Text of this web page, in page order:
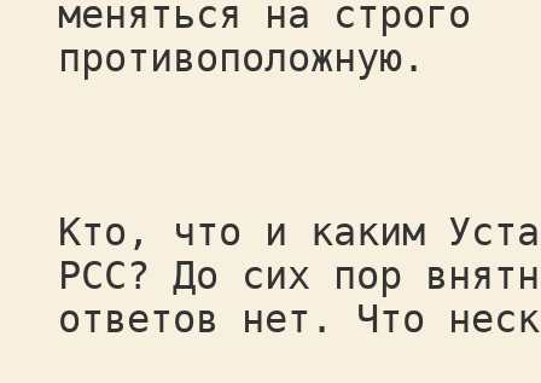
меняться на строго
противоположную.
Кто, что и каким
РСС? До сих пор
ответов нет. Что